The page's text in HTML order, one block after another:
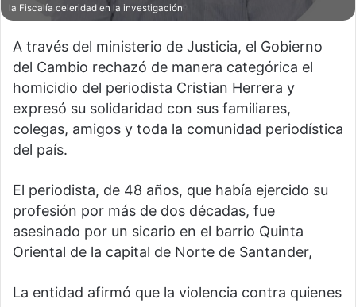
la Fiscalía celeridad en la investigación
A través del ministerio de Justicia, el Gobierno
del Cambio rechazó de manera categórica el
homicidio del periodista Cristian Herrera y
expresó su solidaridad con sus familiares,
colegas, amigos y toda la comunidad periodística
del país.
El periodista, de 48 años, que había ejercido su
profesión por más de dos décadas, fue
asesinado por un sicario en el barrio Quinta
Oriental de la capital de Norte de Santander,
La entidad afirmó que la violencia contra quienes